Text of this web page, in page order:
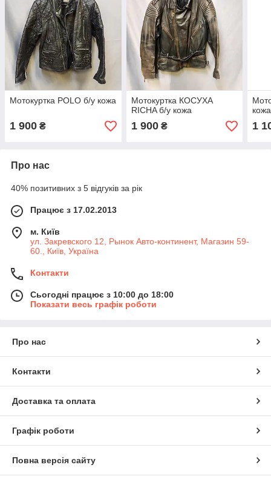
Мотокуртка POLO б/у кожа
1 900 ₴
Мотокуртка КОСУХА
RICHA б/у кожа
1 900₴
кожа
1
Про нас
40% позитивних з 5 відгуків за рік
Працює з 17.02.2013
м. Київ
ул. Закревского 12, Рынок Авто-континент, Магазин 59-
60., Київ, Україна
Контакти
Сьогодні працює з 10:00 до 18:00
Показати весь графік роботи
Про нас
Контакти
Доставка та оплата
Графік роботи
Повна версія сайту